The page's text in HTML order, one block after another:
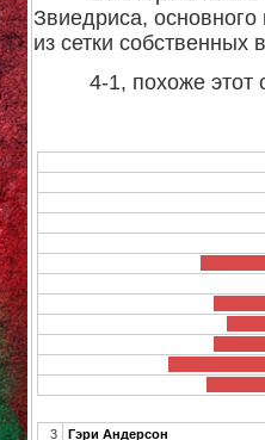
Звиедриса,
из сетки
4-1, похоже этот
3 Гэри Андерсон